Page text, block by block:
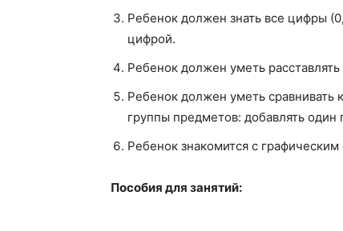
Ребенок должен знать все цифры
цифрой.
Ребенок должен уметь
Ребенок должен уметь
группы предметов: добавлять
Ребенок знакомится с
Пособия для занятий: